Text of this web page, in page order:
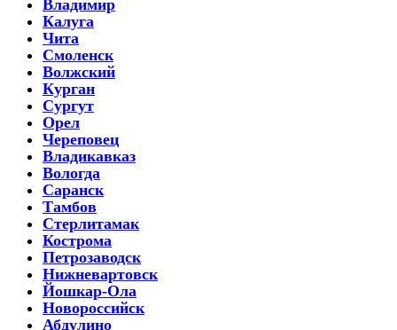
Владимир
Калуга
Чита
Смоленск
Волжский
Курган
Сургут
Орел
Череповец
Владикавказ
Вологда
Саранск
Тамбов
Стерлитамак
Кострома
Петрозаводск
Нижневартовск
Йошкар-Ола
Новороссийск
Абдулино